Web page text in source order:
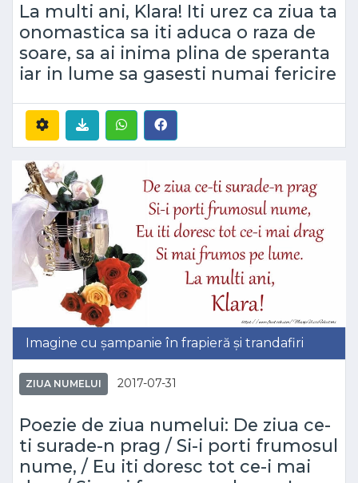
La multi ani, Klara! Iti urez ca ziua ta
onomastica sa iti aduca o raza de
soare, sa ai inima plina de speranta
iar in lume sa gasesti numai fericire
Imagine cu șampanie în frapieră și trandafiri
ZIUA NUMELUI 2017-07-31
Poezie de ziua numelui: De ziua ce-
ti surade-n prag / Si-i porti frumosul
nume, / Eu iti doresc tot ce-i mai